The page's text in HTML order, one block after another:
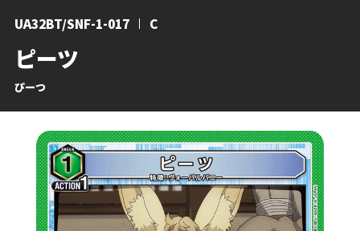
ピーツ
ぴーつ
UA32BT/SNF-1-017 C